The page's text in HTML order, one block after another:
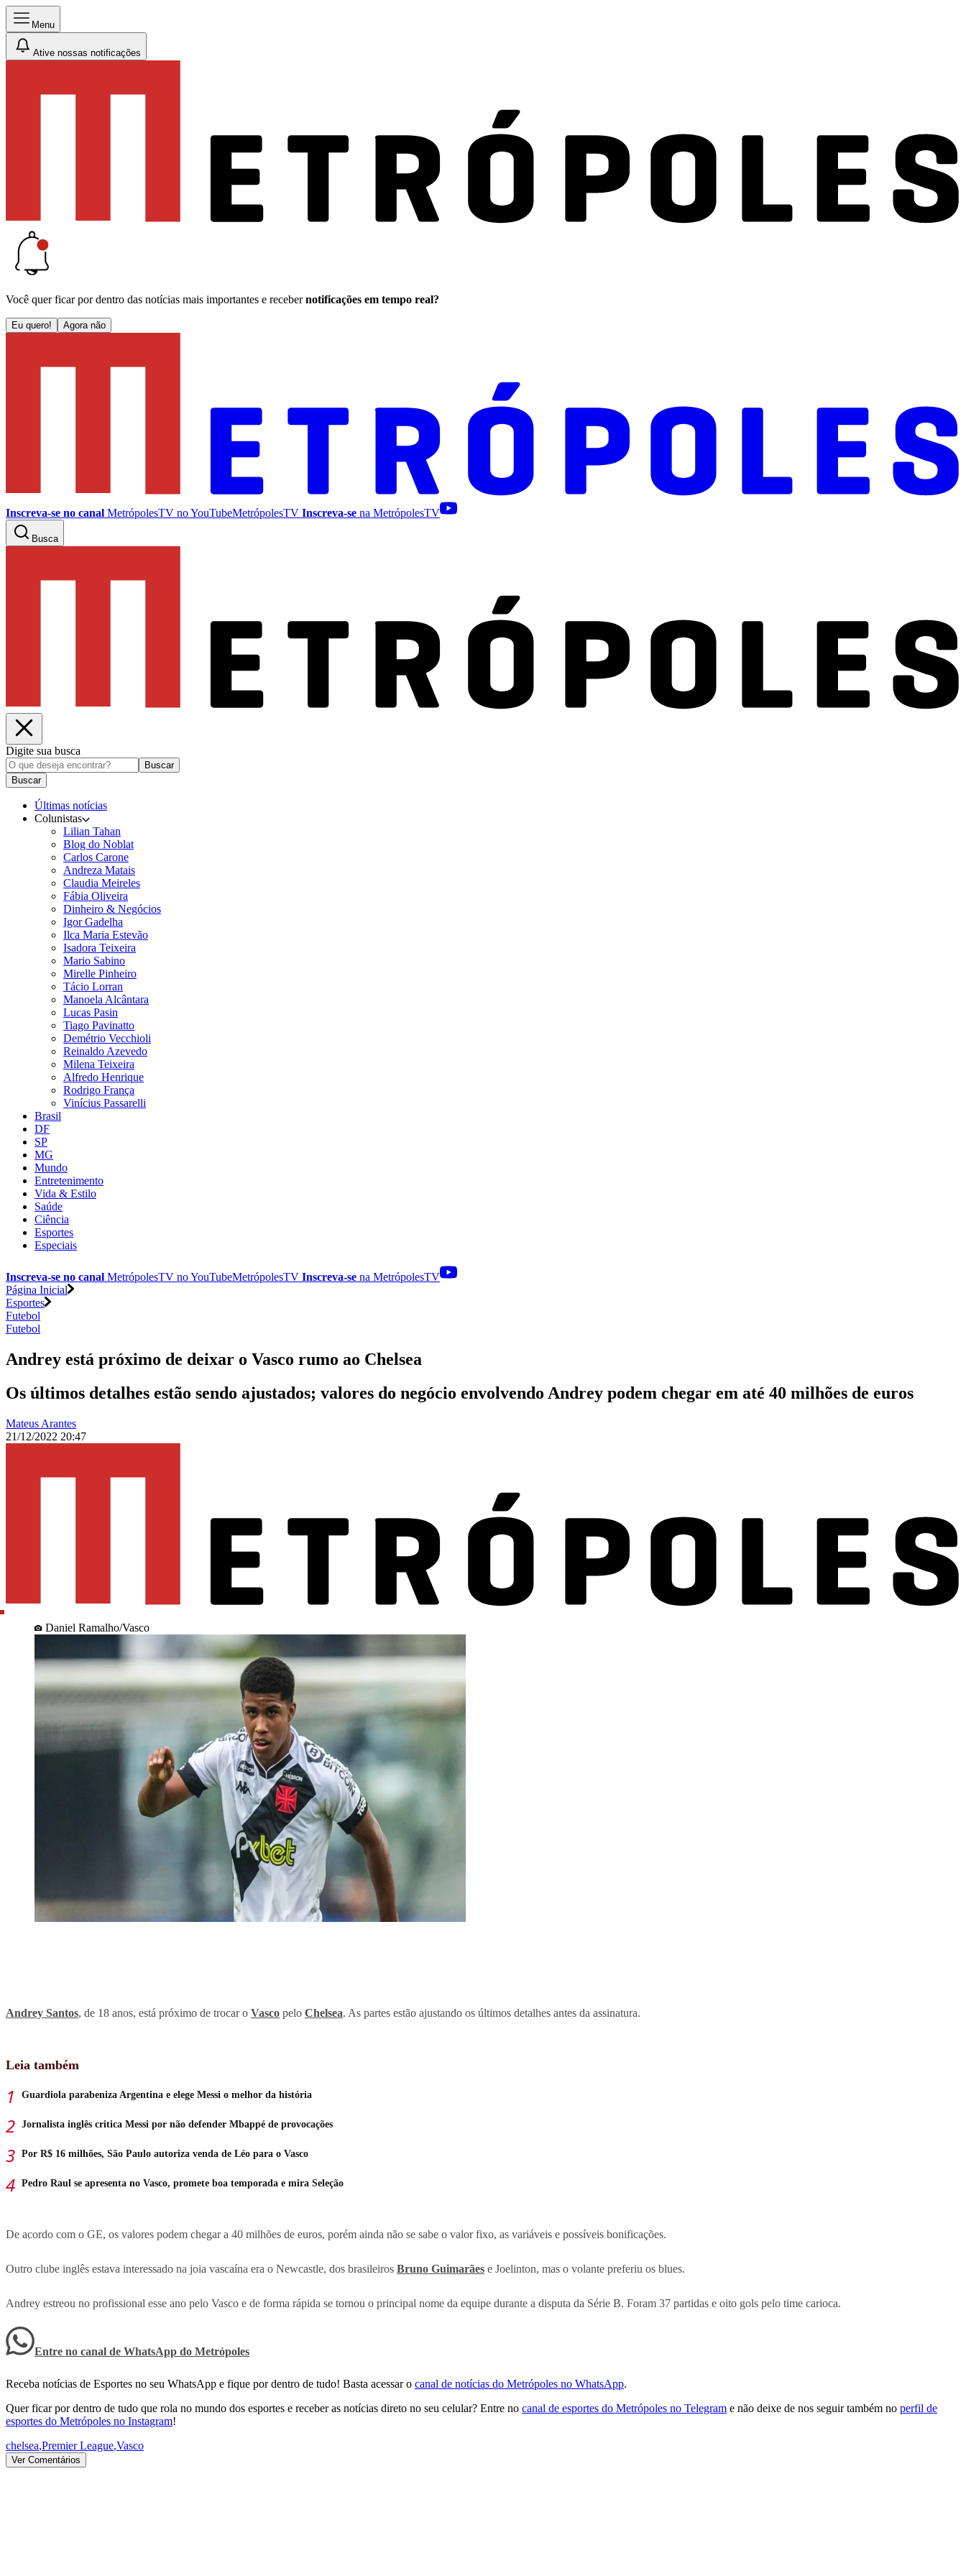
Menu
Ative nossas notificações
Você quer ficar por dentro das notícias mais importantes e receber notificações em tempo real?
Eu quero! Agora não
Inscreva-se no canal MetrópolesTV noYouTubeMetrópolesTV Inscreva-se na MetrópolesTV
Busca
Digite sua busca
Buscar
Buscar
Últimas notícias
Colunistas
Lilian Tahan
Blog do Noblat
Carlos Carone
Andreza Matais
Claudia Meireles
Fábia Oliveira
Dinheiro & Negócios
Igor Gadelha
Ilca Maria Estevão
Isadora Teixeira
Mario Sabino
Mirelle Pinheiro
Tácio Lorran
Manoela Alcântara
Lucas Pasin
Tiago Pavinatto
Demétrio Vecchioli
Reinaldo Azevedo
Milena Teixeira
Alfredo Henrique
Rodrigo França
Vinícius Passarelli
Brasil
DF
SP
MG
Mundo
Entretenimento
Vida & Estilo
Saúde
Ciência
Esportes
Especiais
Inscreva-se no canal MetrópolesTV noYouTubeMetrópolesTV Inscreva-se na MetrópolesTV
Página Inicial
Esportes
Futebol
Futebol
Andrey está próximo de deixar o Vasco rumo ao Chelsea
Os últimos detalhes estão sendo ajustados; valores do negócio envolvendo Andrey podem chegar em até 40 milhões de euros
Mateus Arantes
21/12/2022 20:47
Daniel Ramalho/Vasco
Andrey Santos, de 18 anos, está próximo de trocar o Vasco pelo Chelsea. As partes estão ajustando os últimos detalhes antes da assinatura.
Leia também
Guardiola parabeniza Argentina e elege Messi o melhor da história
Jornalista inglês critica Messi por não defender Mbappé de provocações
Por R$ 16 milhões, São Paulo autoriza venda de Léo para o Vasco
Pedro Raul se apresenta no Vasco, promete boa temporada e mira Seleção
De acordo com o GE, os valores podem chegar a 40 milhões de euros, porém ainda não se sabe o valor fixo, as variáveis e possíveis bonificações.
Outro clube inglês estava interessado na joia vascaína era o Newcastle, dos brasileiros Bruno Guimarães e Joelinton, mas o volante preferiu os blues.
Andrey estreou no profissional esse ano pelo Vasco e de forma rápida se tornou o principal nome da equipe durante a disputa da Série B. Foram 37 partidas e oito gols pelo time carioca.
Entre no canal de WhatsApp do Metrópoles
Receba notícias de Esportes no seu WhatsApp e fique por dentro de tudo! Basta acessar o canal de notícias do Metrópoles no WhatsApp.
Quer ficar por dentro de tudo que rola no mundo dos esportes e receber as notícias direto no seu celular? Entre no canal de esportes do Metrópoles no Telegram e não deixe de nos seguir também no perfil de
esportes do Metrópoles no Instagram!
chelsea,Premier League,Vasco
Ver Comentários